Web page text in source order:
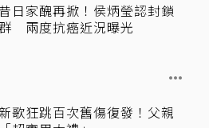
日家醜再掀！侯炳瑩認封鎖
兩度抗癌近況曝光
歌狂跳百次舊傷復發！父親